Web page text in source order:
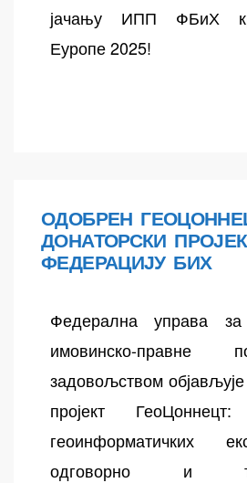
јачању ИПП ФБиХ
Еуропе 2025!
ОДОБРЕН
ДОНАТОРСКИ
ФЕДЕРАЦИЈУ БИХ
Федерална управа
имовинско-правне
задовољством
пројект
геоинформатичких
одговорно и